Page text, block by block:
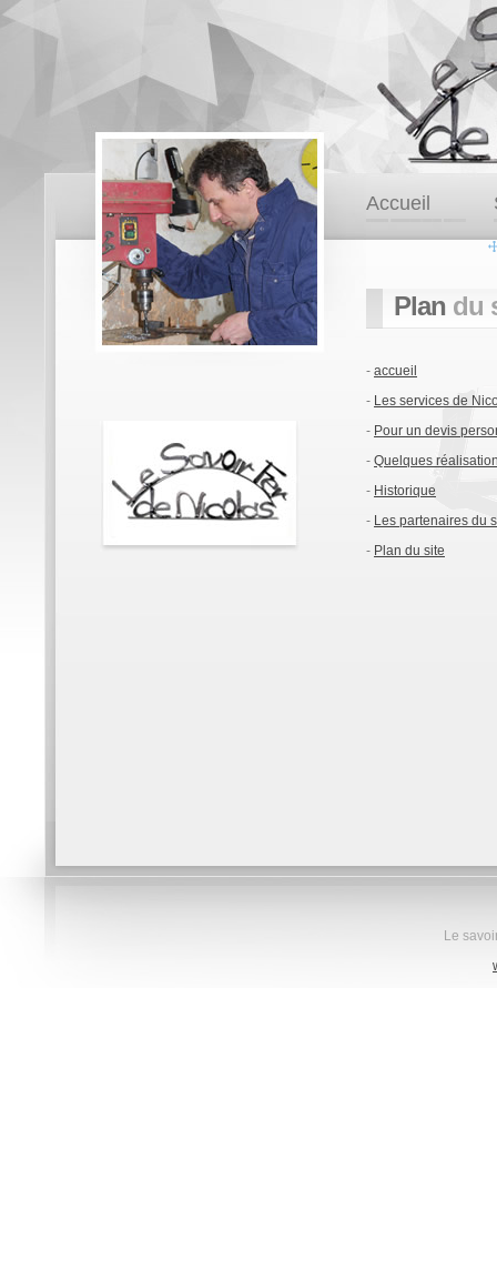
Accueil
Plan du
- accueil
- Les services de
- Pour un devis
- Quelques
- Historique
- Les partenaires du
- Plan du site
Le